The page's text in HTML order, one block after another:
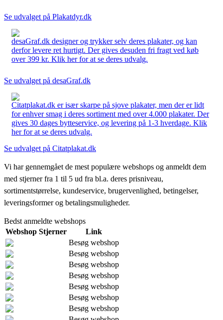
Se udvalget på Plakatdyr.dk
desaGraf.dk designer og trykker selv deres plakater, og kan
derfor levere ret hurtigt. Der gives desuden fri fragt ved køb
over 399 kr. Klik her for at se deres udvalg.
Se udvalget på desaGraf.dk
Citatplakat.dk er især skarpe på sjove plakater, men der er lidt
for enhver smag i deres sortiment med over 4.000 plakater. Der
gives 30 dages bytteservice, og levering på 1-3 hverdage. Klik
her for at se deres udvalg.
Se udvalget på Citatplakat.dk
Vi har gennemgået de mest populære webshops og anmeldt dem
med stjerner fra 1 til 5 ud fra bl.a. deres prisniveau,
sortimentstørrelse, kundeservice, brugervenlighed, betingelser,
leveringsformer og betalingsmuligheder.
Bedst anmeldte webshops
Webshop Stjerner
Link
Besøg webshop
Besøg webshop
Besøg webshop
Besøg webshop
Besøg webshop
Besøg webshop
Besøg webshop